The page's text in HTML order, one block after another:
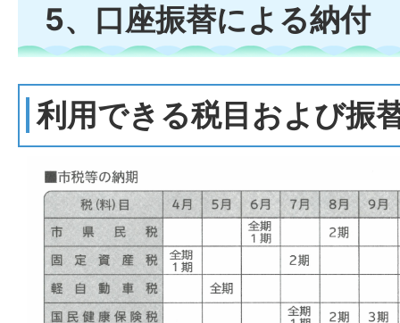
5、口座振替による納付
利用できる税目および振